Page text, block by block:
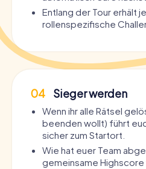
Entlang der Tour erhält
rollenspezifische
04 Sieger werden
Wenn ihr alle Rätsel
beenden wollt) führt
sicher zum Startort.
Wie hat euer Team
gemeinsame